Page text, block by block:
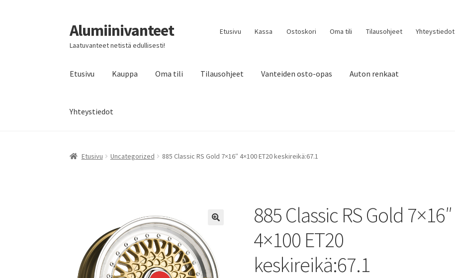
Siirry
navigointiin
Siirry
sisältöön
Alumiinivanteet
Laatuvanteet netistä edullisesti!
Etusivu Kassa Ostoskori Oma tili Tilausohjeet Yhteystiedot
Etusivu Kauppa Oma tili Tilausohjeet Vanteiden osto-opas Auton renkaat
Yhteystiedot
Etusivu Uncategorized 885 Classic RS Gold 7×16″ 4×100 ET20 keskireikä:67.1
885 Classic RS Gold 7×16″
4×100 ET20
keskireikä:67.1